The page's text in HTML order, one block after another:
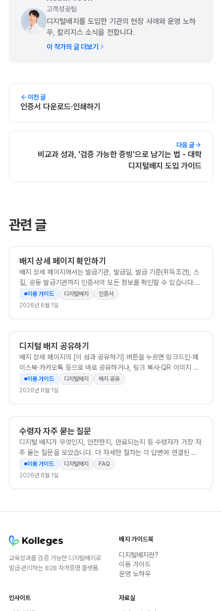
고객성공팀
디지털배지를 도입한 기관의 현장 사례와 운영 노하
우, 칼리지스 소식을 전합니다.
이 작가의 글 더보기
이전 글
인증서 다운로드·인쇄하기
다음 글
비교과 성과, '검증 가능한 증빙'으로 남기는 법 - 대학
디지털배지 도입 가이드
관련 글
배지 상세 페이지 확인하기
배지 상세 페이지에서는 발급기관, 발급일, 발급 기준(취득조건), 스
킬, 공동 발급기관까지 인증서의 모든 정보를 확인할 수 있습니다.
왼쪽의 [증명서]·[배지] 탭으로 두 가지 이미지를 번갈아 볼 수 있습
니다.
이용 가이드 디지털배지
인증서
2026년 6월 1일
디지털 배지 공유하기
배지 상세 페이지의 [이 성과 공유하기] 버튼을 누르면 링크드인·페
이스북·카카오톡 등으로 바로 공유하거나, 링크 복사·QR 이미지 저
장으로 어디서든 배지를 보여줄 수 있습니다.
이용 가이드 디지털배지
배지 공유
2026년 6월 1일
수령자 자주 묻는 질문
디지털 배지가 무엇인지, 안전한지, 만료되는지 등 수령자가 가장 자
주 묻는 질문을 모았습니다. 더 자세한 절차는 각 답변에 연결된 가
이드에서 확인할 수 있습니다.
이용 가이드 디지털배지
FAQ
2026년 6월 1일
교육성과를 검증 가능한 디지털배지로
발급·관리하는 B2B 자격증명 플랫폼.
배지 가이드북
디지털배지란?
이용 가이드
운영 노하우
인사이트 자료실